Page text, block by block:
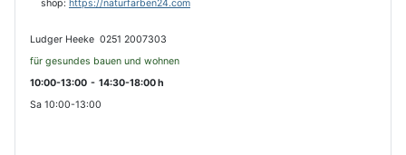
shop: https://naturfarben24.com
Ludger Heeke 0251 2007303
für gesundes bauen und wohnen
10:00-13:00 - 14:30-18:00 h
Sa 10:00-13:00